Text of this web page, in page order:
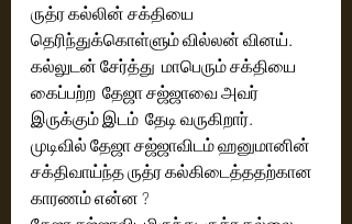
ருத்ர கல்லின் சக்தியை
தெரிந்துக்கொள்ளும் வில்லன் வினய்.
கல்லுடன் சேர்த்து  மாபெரும் சக்தியை
கைப்பற்ற  தேஜா சஜ்ஜாவை அவர்
இருக்கும் இடம்  தேடி வருகிறார்.
முடிவில் தேஜா சஜ்ஜாவிடம் ஹனுமானின்
சக்திவாய்ந்த ருத்ர கல்கிடைத்ததற்கான
காரணம் என்ன ?